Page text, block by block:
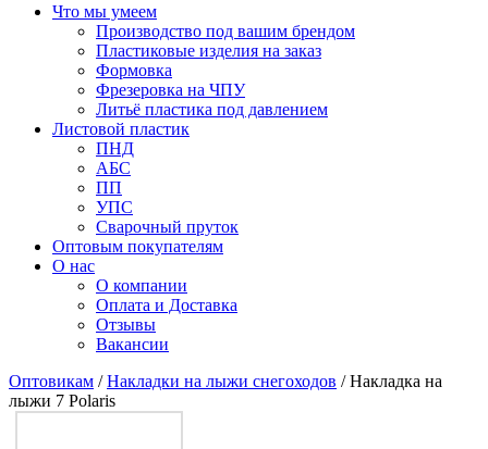
Что мы умеем
Производство под вашим брендом
Пластиковые изделия на заказ
Формовка
Фрезеровка на ЧПУ
Литьё пластика под давлением
Листовой пластик
ПНД
АБС
ПП
УПС
Сварочный пруток
Оптовым покупателям
О нас
О компании
Оплата и Доставка
Отзывы
Вакансии
Оптовикам /Накладки на лыжи снегоходов / Накладка на
лыжи 7 Polaris